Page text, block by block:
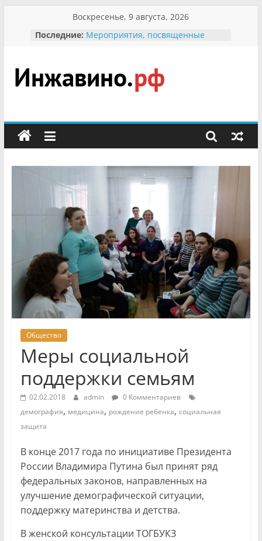
содержимому
Воскресенье, 9 августа, 2026
Последние: Мероприятия, посвященные
гражданин Инжавинского округа»
участнице Великой
Отечественной, фронтовичке
Безопасность в сети Интернет
мероприятии «Сохраним
первоцветы!»
В вольере Воронинского
заповедника родились крапчатые
суслики
Инжавино.рф
сельский
портал
Общество
Меры социальной
поддержки семьям
02.02.2018 admin
0 Комментариев
демография, медицина, рождение ребенка, социальная
защита
В конце 2017 года по инициативе Президента
России Владимира Путина был принят ряд
федеральных законов, направленных на
улучшение демографической ситуации,
поддержку материнства и детства.
В женской консультации ТОГБУКЗ